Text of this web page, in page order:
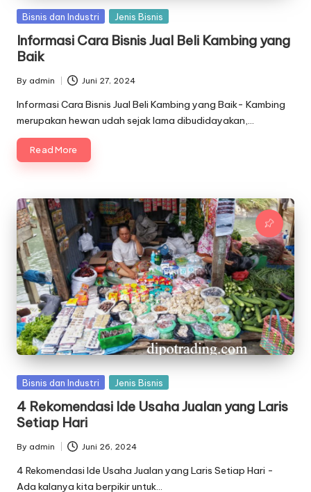
Posted
Bisnis dan Industri Jenis Bisnis
Informasi Cara Bisnis Jual Beli Kambing yang
Baik
Posted
by
By admin Juni 27, 2024
Informasi Cara Bisnis Jual Beli Kambing yang Baik- Kambing
merupakan hewan udah sejak lama dibudidayakan,…
Read More
Posted
Bisnis dan Industri Jenis Bisnis
4 Rekomendasi Ide Usaha Jualan yang Laris
Setiap Hari
Posted
by
By admin Juni 26, 2024
4 Rekomendasi Ide Usaha Jualan yang Laris Setiap Hari -
Ada kalanya kita berpikir untuk…